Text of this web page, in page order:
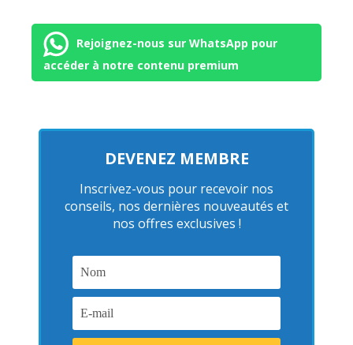
Rejoignez-nous sur WhatsApp pour
accéder à notre contenu premium
DEVENEZ MEMBRE
Inscrivez-vous pour recevoir nos
conseils, nos dernières nouveautés et
nos offres exclusives !